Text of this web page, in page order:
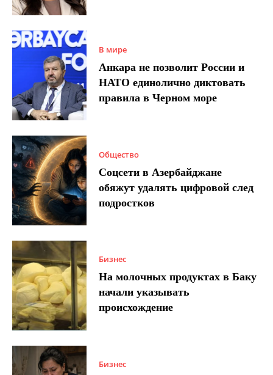
В мире
Анкара не позволит России и
НАТО единолично диктовать
правила в Черном море
Общество
Соцсети в Азербайджане
обяжут удалять цифровой след
подростков
Бизнес
На молочных продуктах в Баку
начали указывать
происхождение
Бизнес